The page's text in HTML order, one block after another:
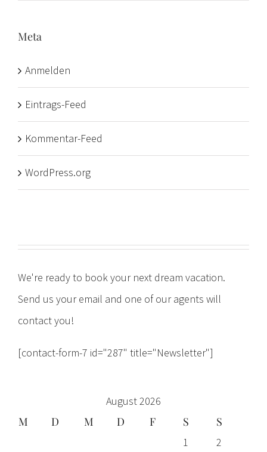
Meta
Anmelden
Eintrags-Feed
Kommentar-Feed
WordPress.org
We're ready to book your next dream vacation.
Send us your email and one of our agents will
contact you!
[contact-form-7 id="287" title="Newsletter"]
August 2026
M D M D F S S
1
2